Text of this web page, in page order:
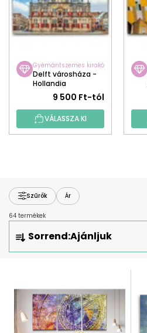
Gyémántszemes kirakó
Delft városháza -
Hollandia
9 500 Ft-tól
VÁLASSZA KI
Szűrők Ár
64 termékek
R
K
K
Sorrend:Ajánljuk
R
M